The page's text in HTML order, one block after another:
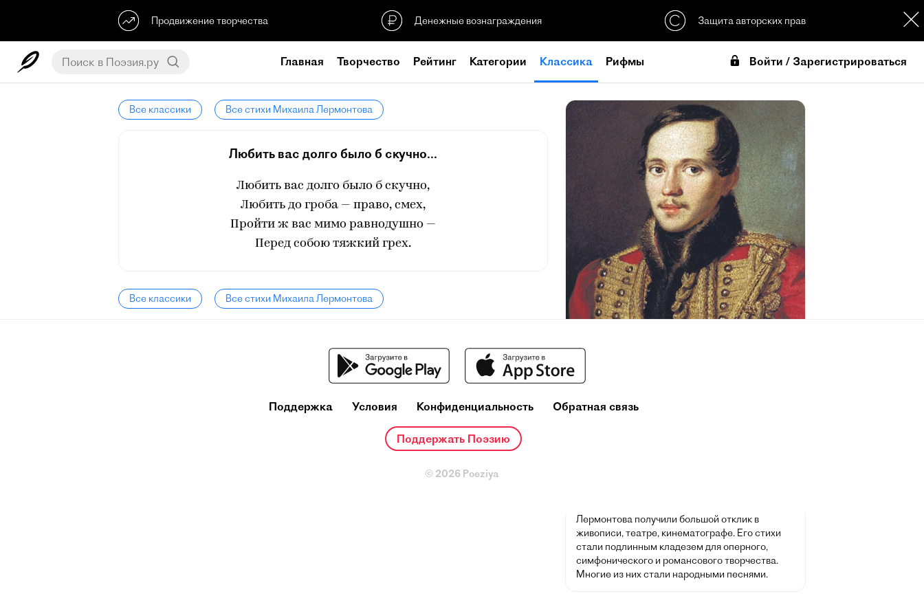
Продвижение творчества Денежные вознаграждения Защита авторских прав
Главная Творчество Рейтинг Категории Классика Рифмы Войти / Зарегистрироваться
Все классики Все стихи Михаила Лермонтова
Любить вас долго было б скучно...
Любить вас долго было б скучно,
Любить до гроба — право, смех,
Пройти ж вас мимо равнодушно —
Перед собою тяжкий грех.
Все классики Все стихи Михаила Лермонтова
(3 октября 1814, Москва — 15 июля 1841,
художник. Творчество Лермонтова, в котором
Лермонтова получили большой отклик в
живописи, театре, кинематографе. Его стихи
стали подлинным кладезем для оперного,
симфонического и романсового творчества.
Многие из них стали народными песнями.
Поддержка Условия Конфиденциальность Обратная связь
Поддержать Поэзию
© 2026 Poeziya